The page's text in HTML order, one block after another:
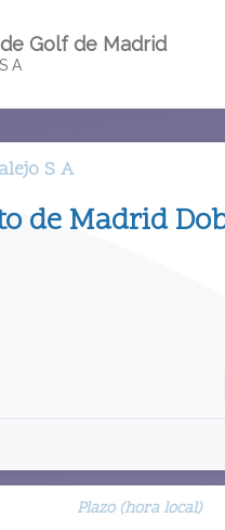
Golf de Madrid
A
S A
de Madrid
Plazo (hora local)